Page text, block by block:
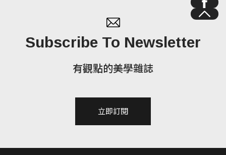
Subscribe To Newsletter
有觀點的美學雜誌
立即訂閱